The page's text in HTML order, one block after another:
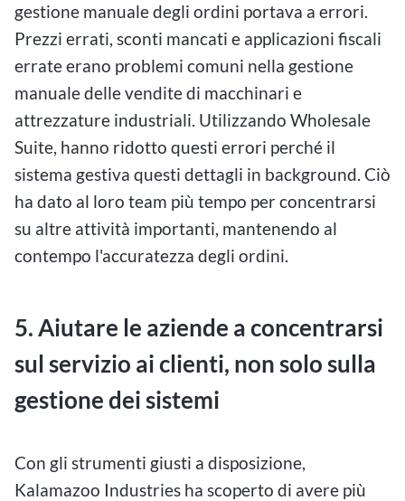
gestione manuale degli ordini portava a errori.
Prezzi errati, sconti mancati e applicazioni fiscali
errate erano problemi comuni nella gestione
manuale delle vendite di macchinari e
attrezzature industriali. Utilizzando Wholesale
Suite, hanno ridotto questi errori perché il
sistema gestiva questi dettagli in background. Ciò
ha dato al loro team più tempo per concentrarsi
su altre attività importanti, mantenendo al
contempo l'accuratezza degli ordini.
5. Aiutare le aziende a concentrarsi
sul servizio ai clienti, non solo sulla
gestione dei sistemi
Con gli strumenti giusti a disposizione,
Kalamazoo Industries ha scoperto di avere più